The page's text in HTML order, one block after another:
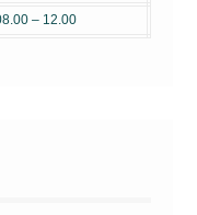
– 12.00